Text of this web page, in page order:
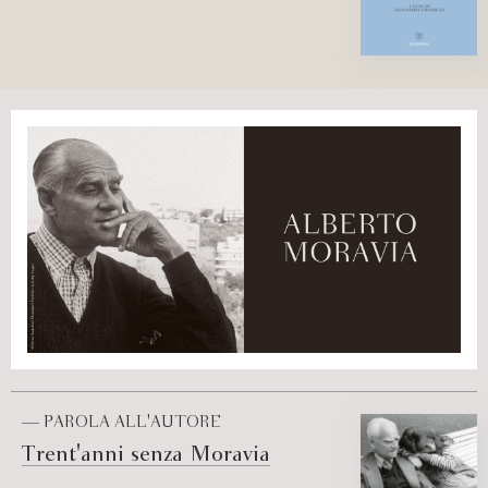
— PAROLA ALL'AUTORE
Trent'anni senza Moravia